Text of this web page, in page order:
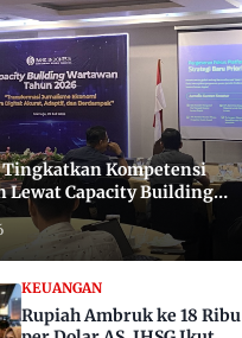
Tingkatkan Kompetensi
Lewat Capacity Building
KEUANGAN
Rupiah Ambruk ke 18 Ribu